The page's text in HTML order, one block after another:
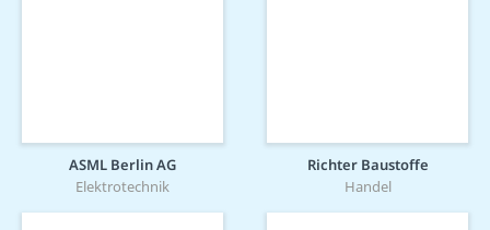
ASML Berlin AG
Elektrotechnik
Richter Baustoffe
Handel